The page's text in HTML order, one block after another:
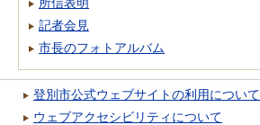
記者会見
市長のフォトアルバム
登別市公式ウェブサイトの利用について
ウェブアクセシビリティについて